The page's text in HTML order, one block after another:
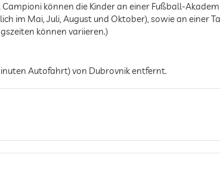
können die Kinder an einer Fußball-
im Mai, Juli, August und Oktober), sowie an einer
können variieren.)
Autofahrt) von Dubrovnik entfernt.